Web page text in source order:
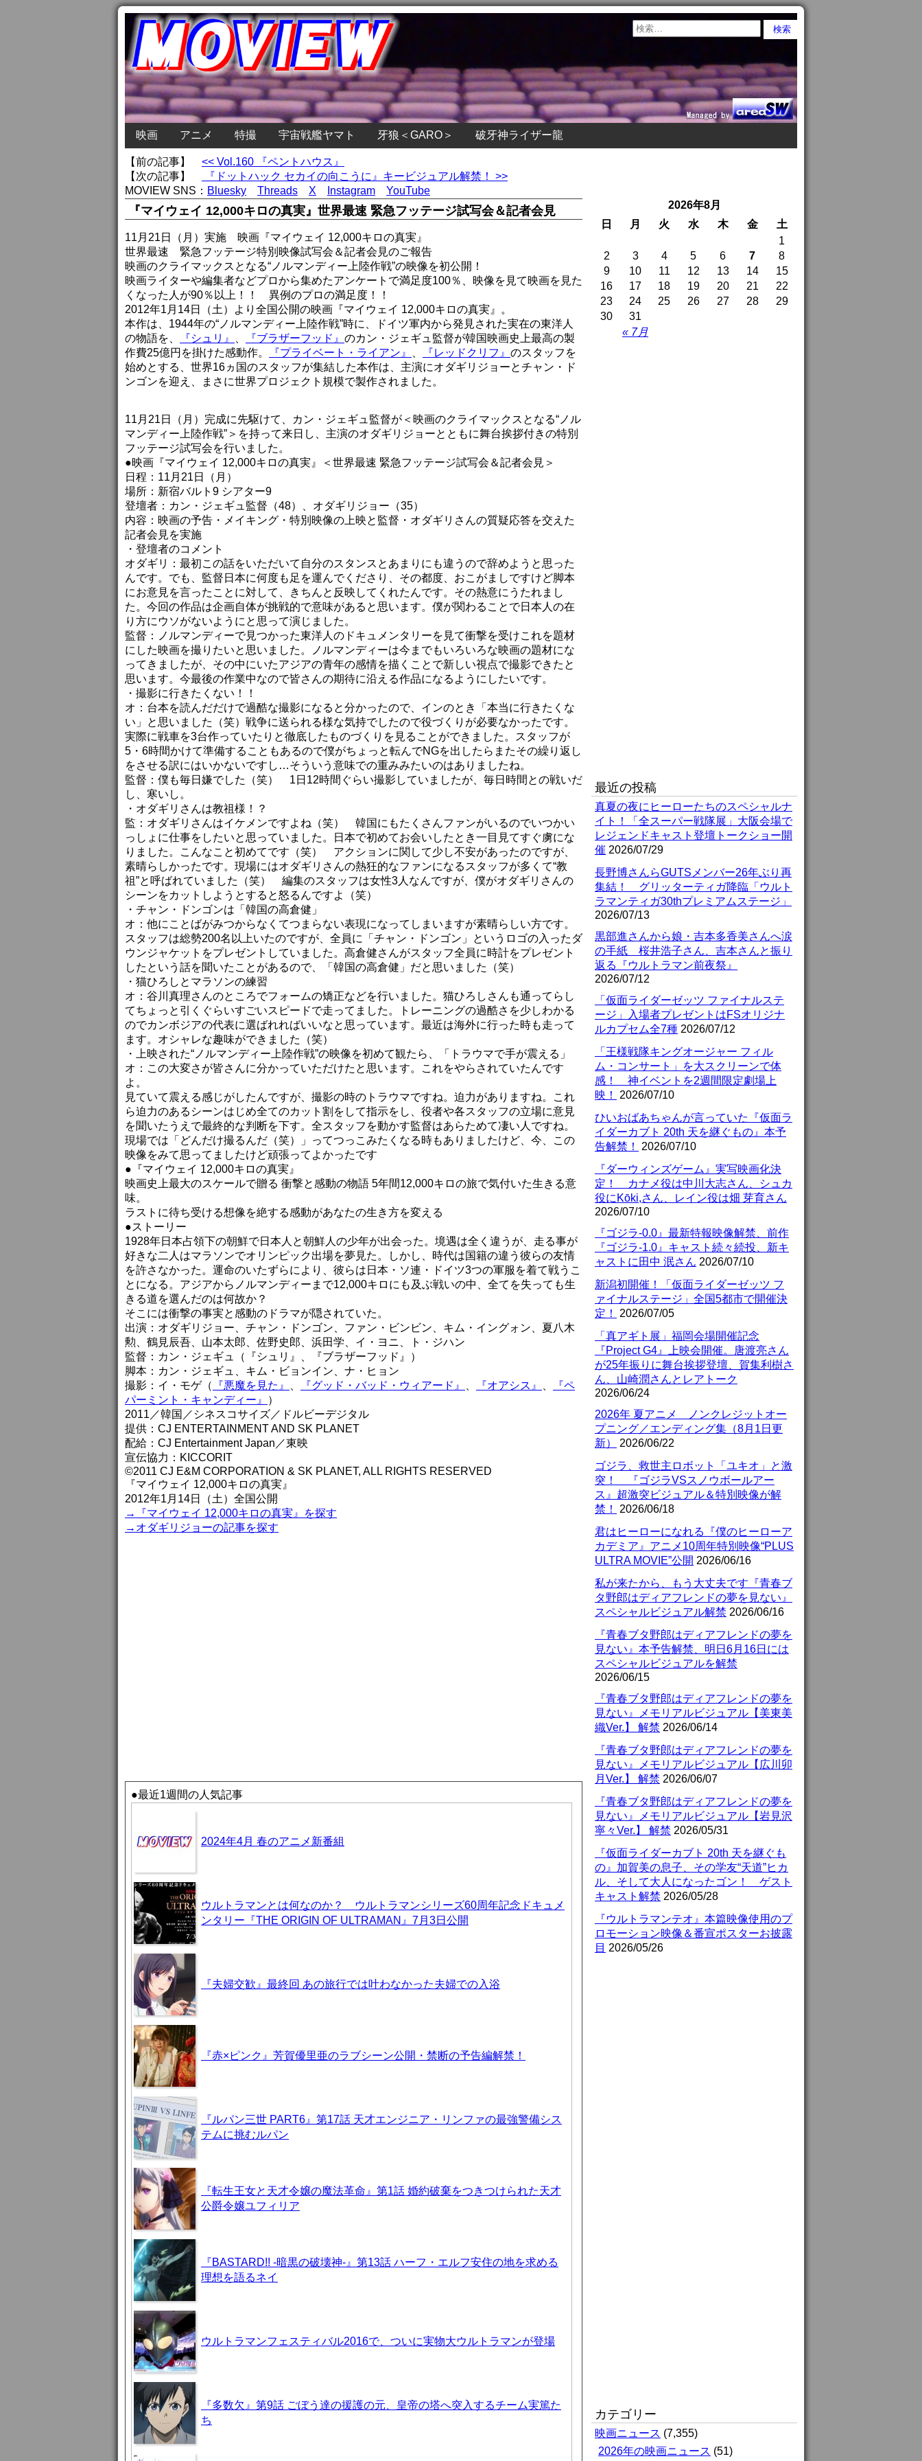
映画 アニメ 特撮 宇宙戦艦ヤマト 牙狼＜GARO＞ 破牙神ライザー龍
【前の記事】 << Vol.160 『ペントハウス』
【次の記事】
『ドットハック セカイの向こうに』キービジュアル解禁！ >>
MOVIEW SNS： Bluesky Threads X Instagram YouTube
『マイウェイ 12,000キロの真実』世界最速 緊急フッテージ試写会＆記者会見
11月21日（月）実施 映画『マイウェイ 12,000キロの真実』
世界最速 緊急フッテージ特別映像試写会＆記者会見のご報告
映画のクライマックスとなる“ノルマンディー上陸作戦”の映像を初公開！
映画ライターや編集者などプロから集めたアンケートで満足度100％、映像を見て映画を見た
くなった人が90％以上！！ 異例のプロの満足度！！
2012年1月14日（土）より全国公開の映画『マイウェイ 12,000キロの真実』。
本作は、1944年の“ノルマンディー上陸作戦”時に、ドイツ軍内から発見された実在の東洋人
の物語を、
『シュリ』 『ブラザーフッド』 のカン・ジェギュ監督が韓国映画史上最高の製
作費25億円を掛けた感動作。
『プライベート・ライアン』 『レッドクリフ』 のスタッフを
始めとする、世界16ヵ国のスタッフが集結した本作は、主演にオダギリジョーとチャン・ド
ンゴンを迎え、まさに世界プロジェクト規模で製作されました。
11月21日（月）完成に先駆けて、カン・ジェギュ監督が＜映画のクライマックスとなる“ノル
マンディー上陸作戦”＞を持って来日し、主演のオダギリジョーとともに舞台挨拶付きの特別
フッテージ試写会を行いました。
●映画『マイウェイ 12,000キロの真実』＜世界最速 緊急フッテージ試写会＆記者会見＞
日程：11月21日（月）
場所：新宿バルト9 シアター9
登壇者：カン・ジェギュ監督（48）、オダギリジョー（35）
内容：映画の予告・メイキング・特別映像の上映と監督・オダギリさんの質疑応答を交えた
記者会見を実施
・登壇者のコメント
オダギリ：最初この話をいただいて自分のスタンスとあまりにも違うので辞めようと思った
んです。でも、監督日本に何度も足を運んでくださり、その都度、おこがましですけど脚本
にお意見を言ったことに対して、きちんと反映してくれたんです。その熱意にうたれまし
た。今回の作品は企画自体が挑戦的で意味があると思います。僕が関わることで日本人の在
り方にウソがないようにと思って演じました。
監督：ノルマンディーで見つかった東洋人のドキュメンタリーを見て衝撃を受けこれを題材
にした映画を撮りたいと思いました。ノルマンディーは今までもいろいろな映画の題材にな
ってきましたが、その中にいたアジアの青年の感情を描くことで新しい視点で撮影できたと
思います。今最後の作業中なので皆さんの期待に沿える作品になるようにしたいです。
・撮影に行きたくない！！
オ：台本を読んだだけで過酷な撮影になると分かったので、インのとき「本当に行きたくな
い」と思いました（笑）戦争に送られる様な気持でしたので役づくりが必要なかったです。
実際に戦車を3台作っていたりと徹底したものづくりを見ることができました。スタッフが
5・6時間かけて準備することもあるので僕がちょっと転んでNGを出したらまたその繰り返し
をさせる訳にはいかないですし…そういう意味での重みみたいのはありましたね。
監督：僕も毎日嫌でした（笑） 1日12時間ぐらい撮影していましたが、毎日時間との戦いだ
し、寒いし。
・オダギリさんは教祖様！？
監：オダギリさんはイケメンですよね（笑） 韓国にもたくさんファンがいるのでいつかい
っしょに仕事をしたいと思っていました。日本で初めてお会いしたとき一目見てすぐ虜にな
りました。こんなこと初めてです（笑） アクションに関して少し不安があったのですが、
素晴らしかったです。現場にはオダギリさんの熱狂的なファンになるスタッフが多くて“教
祖”と呼ばれていました（笑） 編集のスタッフは女性3人なんですが、僕がオダギリさんの
シーンをカットしようとすると怒るんですよ（笑）
・チャン・ドンゴンは「韓国の高倉健」
オ：他にことばがみつからなくてつまらない表現になってしまいますが素晴らしい方です。
スタッフは総勢200名以上いたのですが、全員に「チャン・ドンゴン」というロゴの入ったダ
ウンジャケットをプレゼントしていました。高倉健さんがスタッフ全員に時計をプレゼント
したという話を聞いたことがあるので、「韓国の高倉健」だと思いました（笑）
・猫ひろしとマラソンの練習
オ：谷川真理さんのところでフォームの矯正などを行いました。猫ひろしさんも通ってらし
てちょっと引くぐらいすごいスピードで走ってました。トレーニングの過酷さを少しわかる
のでカンボジアの代表に選ばれればいいなと思っています。最近は海外に行った時も走って
ます。オシャレな趣味ができました（笑）
・上映された“ノルマンディー上陸作戦”の映像を初めて観たら、「トラウマで手が震える」
オ：この大変さが皆さんに分かっていただけたと思います。これをやらされていたんです
よ。
見ていて震える感じがしたんですが、撮影の時のトラウマですね。迫力がありますね。これ
ら迫力のあるシーンはじめ全てのカット割をして指示をし、役者や各スタッフの立場に意見
を聞いたうえで最終的な判断を下す。全スタッフを動かす監督はあらためて凄い人ですね。
現場では「どんだけ撮るんだ（笑）」ってつっこみたくなる時もありましたけど、今、この
映像をみて思ってましたけど頑張ってよかったです
●『マイウェイ 12,000キロの真実』
映画史上最大のスケールで贈る 衝撃と感動の物語 5年間12,000キロの旅で気付いた生きる意
味。
ラストに待ち受ける想像を絶する感動があなたの生き方を変える
●ストーリー
1928年日本占領下の朝鮮で日本人と朝鮮人の少年が出会った。境遇は全く違うが、走る事が
好きな二人はマラソンでオリンピック出場を夢見た。しかし、時代は国籍の違う彼らの友情
を許さなかった。運命のいたずらにより、彼らは日本・ソ連・ドイツ3つの軍服を着て戦うこ
とになる。アジアからノルマンディーまで12,000キロにも及ぶ戦いの中、全てを失っても生
きる道を選んだのは何故か？
そこには衝撃の事実と感動のドラマが隠されていた。
出演：オダギリジョー、チャン・ドンゴン、ファン・ビンビン、キム・イングォン、夏八木
勲、鶴見辰吾、山本太郎、佐野史郎、浜田学、イ・ヨニ、ト・ジハン
監督：カン・ジェギュ（『シュリ』、『ブラザーフッド』）
脚本：カン・ジェギュ、キム・ビョンイン、ナ・ヒョン
撮影：イ・モゲ（
『悪魔を見た』 『グッド・バッド・ウィアード』 『オアシス』
『ペ
パーミント・キャンディー』
）
2011／韓国／シネスコサイズ／ドルビーデジタル
提供：CJ ENTERTAINMENT AND SK PLANET
配給：CJ Entertainment Japan／東映
宣伝協力：KICCORIT
©2011 CJ E&M CORPORATION & SK PLANET, ALL RIGHTS RESERVED
『マイウェイ 12,000キロの真実』
2012年1月14日（土）全国公開
→『マイウェイ 12,000キロの真実』を探す
→オダギリジョーの記事を探す
●最近1週間の人気記事
2024年4月 春のアニメ新番組
ウルトラマンとは何なのか？ ウルトラマンシリーズ60周年記念ドキュメ
ンタリー『THE ORIGIN OF ULTRAMAN』7月3日公開
『夫婦交歓』最終回 あの旅行では叶わなかった夫婦での入浴
『赤×ピンク』芳賀優里亜のラブシーン公開・禁断の予告編解禁！
『ルパン三世 PART6』第17話 天才エンジニア・リンファの最強警備シス
テムに挑むルパン
『転生王女と天才令嬢の魔法革命』第1話 婚約破棄をつきつけられた天才
公爵令嬢ユフィリア
『BASTARD!! -暗黒の破壊神-』第13話 ハーフ・エルフ安住の地を求める
理想を語るネイ
ウルトラマンフェスティバル2016で、ついに実物大ウルトラマンが登場
『多数欠』第9話 ごぼう達の援護の元、皇帝の塔へ突入するチーム実篤た
ち
2026年8月
日
月 火 水 木 金 土
« 7月
1
2
3 4 5 6 7
8
9
10 11 12 13 14
15
16
17 18 19 20 21
22
23
24 25 26 27 28
29
30
31
最近の投稿
真夏の夜にヒーローたちのスペシャルナ
イト！「全スーパー戦隊展」大阪会場で
レジェンドキャスト登壇トークショー開
催 2026/07/29
長野博さんらGUTSメンバー26年ぶり再
集結！ グリッターティガ降臨「ウルト
ラマンティガ30thプレミアムステージ」
2026/07/13
黒部進さんから娘・吉本多香美さんへ涙
の手紙 桜井浩子さん、吉本さんと振り
返る『ウルトラマン前夜祭』
2026/07/12
「仮面ライダーゼッツ ファイナルステ
ージ」入場者プレゼントはFSオリジナ
ルカプセム全7種 2026/07/12
「王様戦隊キングオージャー フィル
ム・コンサート」を大スクリーンで体
感！ 神イベントを2週間限定劇場上
映！
2026/07/10
ひいおばあちゃんが言っていた『仮面ラ
イダーカブト 20th 天を継ぐもの』本予
告解禁！
2026/07/10
『ダーウィンズゲーム』実写映画化決
定！ カナメ役は中川大志さん、シュカ
役にKōki,さん、レイン役は畑 芽育さん
2026/07/10
『ゴジラ-0.0』最新特報映像解禁、前作
『ゴジラ-1.0』キャスト続々続投、新キ
ャストに田中 泯さん 2026/07/10
新潟初開催！「仮面ライダーゼッツ フ
ァイナルステージ」全国5都市で開催決
定！
2026/07/05
「真アギト展」福岡会場開催記念
『Project G4』上映会開催。唐渡亮さん
が25年振りに舞台挨拶登壇、賀集利樹さ
ん、山崎潤さんとレアトーク
2026/06/24
2026年 夏アニメ ノンクレジットオー
プニング／エンディング集（8月1日更
新）
2026/06/22
ゴジラ、救世主ロボット「ユキオ」と激
突！ 『ゴジラVSスノウボールアー
ス』超激突ビジュアル＆特別映像が解
禁！
2026/06/18
君はヒーローになれる『僕のヒーローア
カデミア』アニメ10周年特別映像“PLUS
ULTRA MOVIE”公開 2026/06/16
私が来たから、もう大丈夫です『青春ブ
タ野郎はディアフレンドの夢を見ない』
スペシャルビジュアル解禁 2026/06/16
『青春ブタ野郎はディアフレンドの夢を
見ない』本予告解禁、明日6月16日には
スペシャルビジュアルを解禁
2026/06/15
『青春ブタ野郎はディアフレンドの夢を
見ない』メモリアルビジュアル【美東美
織Ver.】 解禁 2026/06/14
『青春ブタ野郎はディアフレンドの夢を
見ない』メモリアルビジュアル【広川卯
月Ver.】 解禁 2026/06/07
『青春ブタ野郎はディアフレンドの夢を
見ない』メモリアルビジュアル【岩見沢
寧々Ver.】 解禁 2026/05/31
『仮面ライダーカブト 20th 天を継ぐも
の』加賀美の息子、その学友“天道”ヒカ
ル、そして大人になったゴン！ ゲスト
キャスト解禁 2026/05/28
『ウルトラマンテオ』本篇映像使用のプ
ロモーション映像＆番宣ポスターお披露
目 2026/05/26
カテゴリー
映画ニュース (7,355)
2026年の映画ニュース (51)